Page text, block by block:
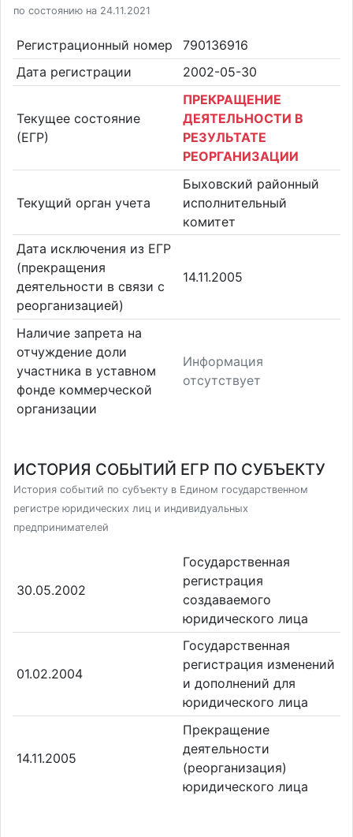
по состоянию на 24.11.2021
Регистрационный номер
790136916
Дата регистрации
2002-05-30
Текущее состояние
(ЕГР)
ПРЕКРАЩЕНИЕ
ДЕЯТЕЛЬНОСТИ В
РЕЗУЛЬТАТЕ
РЕОРГАНИЗАЦИИ
Текущий орган учета
Быховский районный
исполнительный
комитет
Дата исключения из ЕГР
(прекращения
деятельности в связи с
реорганизацией)
14.11.2005
Наличие запрета на
отчуждение доли
участника в уставном
фонде коммерческой
организации
Информация
отсутствует
ИСТОРИЯ СОБЫТИЙ ЕГР ПО СУБЪЕКТУ
История событий по субъекту в Едином государственном
регистре юридических лиц и индивидуальных
предпринимателей
30.05.2002
Государственная
регистрация
создаваемого
юридического лица
01.02.2004
Государственная
регистрация изменений
и дополнений для
юридического лица
14.11.2005
Прекращение
деятельности
(реорганизация)
юридического лица